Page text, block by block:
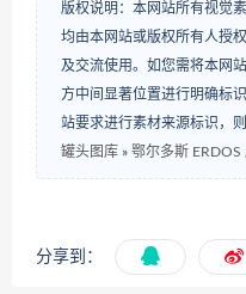
版权说明：本网站所有视觉
均由本网站或版权所有人授
及交流使用。如您需将本网
方中间显著位置进行明确标
站要求进行素材来源标识，
罐头图库 » 鄂尔多斯 ERDOS
分享到：